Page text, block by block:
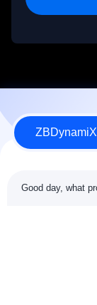
Concepteur et
ZBDynamiX
Good day, what